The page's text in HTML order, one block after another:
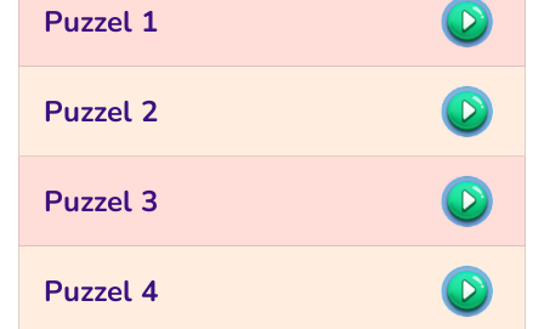
Puzzel 1
Puzzel 2
Puzzel 3
Puzzel 4